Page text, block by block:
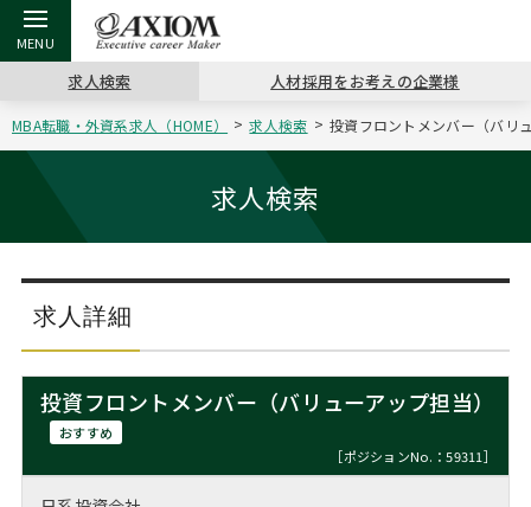
戻る
アクシアムの特長
戻る
コンサ
サービス案内
戻る
キャリ
コンサルタントの紹介
戻る
キャリア支援 TOP
キャリアデザイン講座
（最新求人市場動向）
戻る
MBAの
ステージ別アドバイス
MBAの転職事例
MBAからのFAQ
戻る
日本か
戻る
転職ツール TOP
英文レジュメの書き方
戻る
パワー
職務経歴書の書き方
よくある面接Q&A集
戻る
転職コラム TOP
“展”職相談室
転職市場の明日をよめ
転職成功への4つの鍵
戻る
イベント・セミナー TOP
ジョブフェア
キャリアデザインセミナー
キャリアフォーラム
戻る
会社概要 TOP
沿革
主なクライアント
採用情報
求人検索 人材採用をお考えの企業様
MBA転職・外資系求人（HOME） 求人検索 投資フロントメンバー（バリ
求人検索
求人詳細
投資フロントメンバー（バリューアップ担当）
おすすめ
［ポジションNo.：59311］